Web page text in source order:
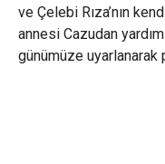
ve Çelebi Rıza’nın
annesi Cazudan
günümüze uyarlanarak